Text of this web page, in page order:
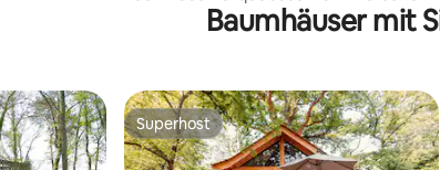
Baumhäuser mit
Superhost
Superhost